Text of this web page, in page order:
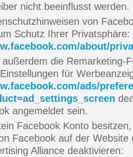
nicht beeinflusst werden.
von
Schutz Ihrer Privatsphäre:
about/
die Remarketing-
für
ads/
angemeldet sein.
Facebook Konto
Facebook auf der
Alliance deaktivieren: